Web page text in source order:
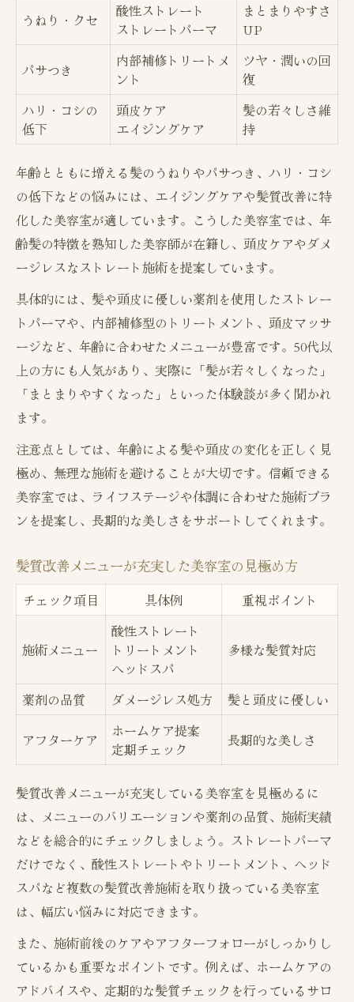
うねり・クセ
酸性ストレート
ストレートパーマ
まとまりやすさ
UP
パサつき
内部補修トリートメ
ント
ツヤ・潤いの回
復
ハリ・コシの
低下
頭皮ケア
エイジングケア
髪の若々しさ維
持
年齢とともに増える髪のうねりやパサつき、ハリ・コシ
の低下などの悩みには、エイジングケアや髪質改善に特
化した美容室が適しています。こうした美容室では、年
齢髪の特徴を熟知した美容師が在籍し、頭皮ケアやダメ
ージレスなストレート施術を提案しています。
具体的には、髪や頭皮に優しい薬剤を使用したストレー
トパーマや、内部補修型のトリートメント、頭皮マッサ
ージなど、年齢に合わせたメニューが豊富です。50代以
上の方にも人気があり、実際に「髪が若々しくなった」
「まとまりやすくなった」といった体験談が多く聞かれ
ます。
注意点としては、年齢による髪や頭皮の変化を正しく見
極め、無理な施術を避けることが大切です。信頼できる
美容室では、ライフステージや体調に合わせた施術プラ
ンを提案し、長期的な美しさをサポートしてくれます。
髪質改善メニューが充実した美容室の見極め方
チェック項目 具体例 重視ポイント
施術メニュー
酸性ストレート
トリートメント
ヘッドスパ
多様な髪質対応
薬剤の品質 ダメージレス処方 髪と頭皮に優しい
アフターケア
ホームケア提案
定期チェック
長期的な美しさ
髪質改善メニューが充実している美容室を見極めるに
は、メニューのバリエーションや薬剤の品質、施術実績
などを総合的にチェックしましょう。ストレートパーマ
だけでなく、酸性ストレートやトリートメント、ヘッド
スパなど複数の髪質改善施術を取り扱っている美容室
は、幅広い悩みに対応できます。
また、施術前後のケアやアフターフォローがしっかりし
ているかも重要なポイントです。例えば、ホームケアの
アドバイスや、定期的な髪質チェックを行っているサロ